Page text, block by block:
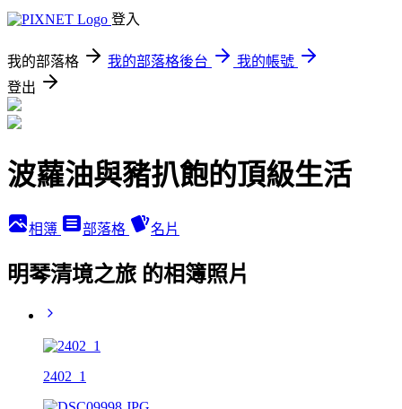
登入
我的部落格 我的部落格後台
我的帳號
登出
波蘿油與豬扒飽的頂級生活
相簿 部落格 名片
明琴清境之旅 的相簿照片
2402_1